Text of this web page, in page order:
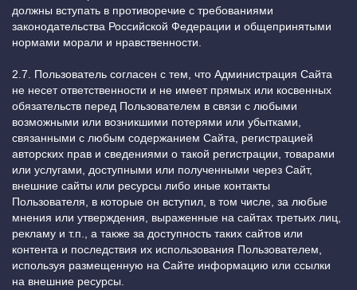
должны вступать в противоречие с требованиями
законодательства Российской Федерации и общепринятыми
нормами морали и нравственности.
2.7. Пользователь согласен с тем, что Администрация Сайта
не несет ответственности и не имеет прямых или косвенных
обязательств перед Пользователем в связи с любыми
возможными или возникшими потерями или убытками,
связанными с любым содержанием Сайта, регистрацией
авторских прав и сведениями о такой регистрации, товарами
или услугами, доступными или полученными через Сайт,
внешние сайты или ресурсы либо иные контакты
Пользователя, в которые он вступил, в том числе, за любые
мнения или утверждения, выраженные на сайтах третьих лиц,
рекламу и т.п., а также за доступность таких сайтов или
контента и последствия их использования Пользователем,
используя размещенную на Сайте информацию или ссылки
на внешние ресурсы.